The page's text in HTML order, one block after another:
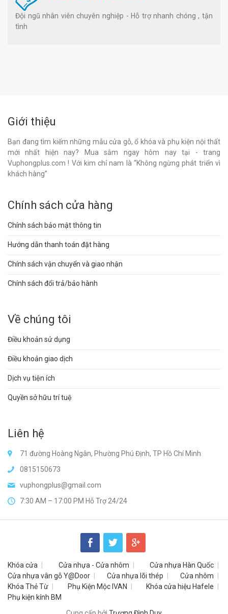
Đội ngũ nhân viên chuyên nghiệp - Hỗ trợ nhanh chóng , tận
tình
Giới thiệu
Bạn đang tìm kiếm những mẫu cửa gỗ, ổ khóa và phụ kiện nội thất
mới nhất hiện nay? Mua sắm ngay hôm nay tại - trang
Vuphongplus.com ! Với kim chỉ nam là “Không ngừng phát triển vì
khách hàng”
Chính sách cửa hàng
Chính sách bảo mật thông tin
Hướng dẫn thanh toán đặt hàng
Chính sách vận chuyển và giao nhận
Chính sách đổi trả/bảo hành
Về chúng tôi
Điều khoản sử dụng
Điều khoản giao dịch
Dịch vụ tiện ích
Quyền sở hữu trí tuệ
Liên hệ
71 đường Hoàng Ngân, Phường Phú Định, TP Hồ Chí Minh
0815150673
vuphongplus@gmail.com
7:30 AM – 17:00 PM Hỗ Trợ 24/24
Khóa cửa Cửa nhựa - Cửa nhôm
Cửa nhựa Hàn Quốc
Cửa nhựa vân gỗ Y@Door
Cửa nhựa lõi thép
Cửa nhôm
Khóa Thẻ Từ
Phụ Kiện Mộc IVAN
Khóa cửa hiệu Hafele
Phụ kiện kính BM